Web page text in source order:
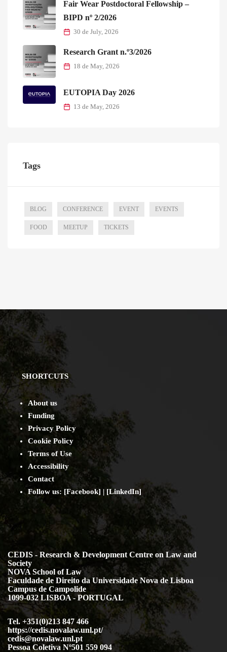
Fair Wear Postdoctoral Fellowship –
BIPD nº 2/2026
30 de July, 2026
Research Grant n.º3/2026
18 de May, 2026
EUTOPIA Day 2026
13 de May, 2026
Tags
BLOG CONFERENCE EVENT EVENTS
FOOD MEETUP TICKETS
SHORTCUTS
About us
Funding
Privacy Policy
Cookie Policy
Terms of Use
Accessibility
Contact
Follow us: [Facebook] | [LinkedIn]
CEDIS - Research & Development Centre on Law and
Society
NOVA School of Law
Faculdade de Direito da Universidade Nova de Lisboa
Campus de Campolide
1099-032 LISBOA - PORTUGAL
Tel. +351(0)213 847 466
https://cedis.novalaw.unl.pt/
cedis@novalaw.unl.pt
Pessoa Coletiva Nº501 559 094